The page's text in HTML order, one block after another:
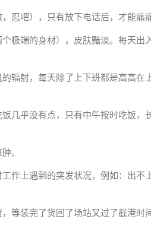
忍吧），只有放下电话后，才能痛
极端的身材），皮肤黯淡。每天出
辐射，每天除了上下班都是高高在
几乎没有点，只有中午按时吃饭，
。
作上遇到的突发状况，例如：出不
等装完了货回了场站又过了截港时